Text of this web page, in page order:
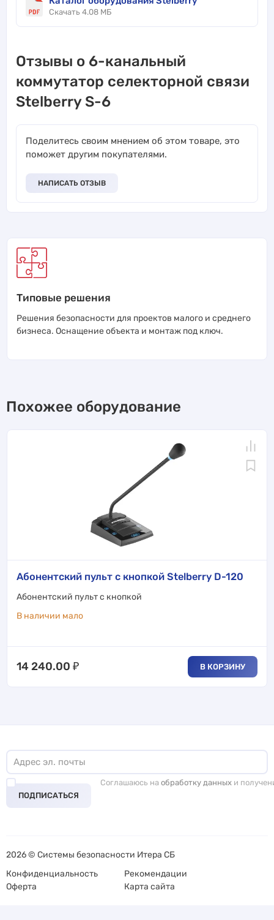
Скачать 4.08 МБ
Отзывы о 6-канальный
коммутатор селекторной связи
Stelberry S-6
Поделитесь своим мнением об этом товаре, это
поможет другим покупателями.
НАПИСАТЬ ОТЗЫВ
Типовые решения
Решения безопасности для проектов малого и среднего
бизнеса. Оснащение объекта и монтаж под ключ.
Похожее оборудование
Абонентский пульт с кнопкой Stelberry D-120
Абонентский пульт с кнопкой
В наличии мало
14 240.00 ₽ В КОРЗИНУ
ПОДПИСАТЬСЯ
Соглашаюсь на обработку данных и
2026 © Системы безопасности Итера СБ
Конфиденциальность
Рекомендации
Оферта
Карта сайта